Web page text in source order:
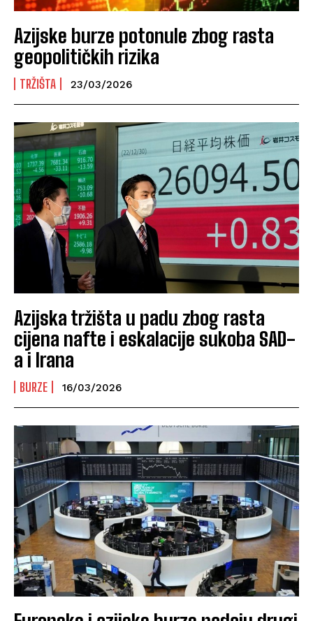
Azijske burze potonule zbog rasta
geopolitičkih rizika
TRŽIŠTA 23/03/2026
Azijska tržišta u padu zbog rasta
cijena nafte i eskalacije sukoba SAD-
a i Irana
BURZE 16/03/2026